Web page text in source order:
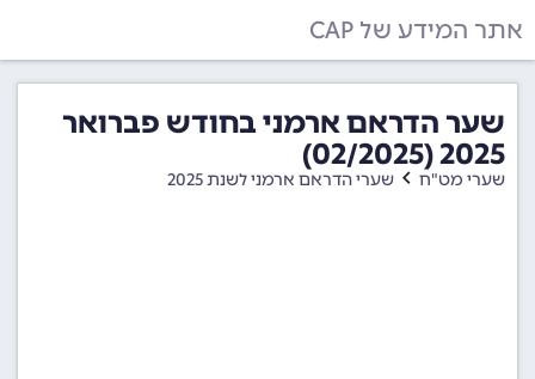
אתר המידע של CAP
שער הדראם ארמני בחודש פברואר
2025 (02/2025)
שערי מט"ח שערי הדראם ארמני לשנת 2025